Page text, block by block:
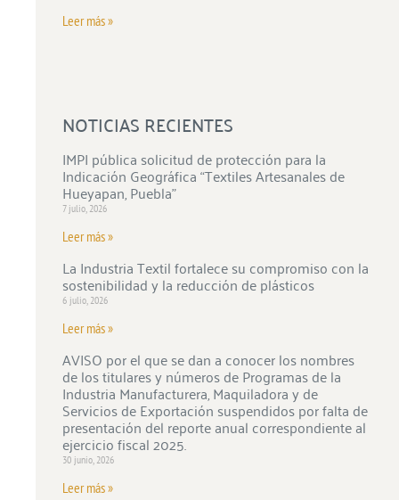
Leer más »
NOTICIAS RECIENTES
IMPI pública solicitud de protección para la
Indicación Geográfica “Textiles Artesanales de
Hueyapan, Puebla”
7 julio, 2026
Leer más »
La Industria Textil fortalece su compromiso con la
sostenibilidad y la reducción de plásticos
6 julio, 2026
Leer más »
AVISO por el que se dan a conocer los nombres
de los titulares y números de Programas de la
Industria Manufacturera, Maquiladora y de
Servicios de Exportación suspendidos por falta de
presentación del reporte anual correspondiente al
ejercicio fiscal 2025.
30 junio, 2026
Leer más »